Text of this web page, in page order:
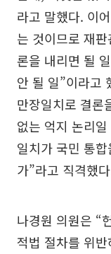
라고 말했다. 이
는 것이므로 재
론을 내리면 될
안 될 일”이라고
만장일치로 결론
없는 억지 논리
일치가 국민 통
가”라고 직격했
나경원 의원은 “
적법 절차를 위